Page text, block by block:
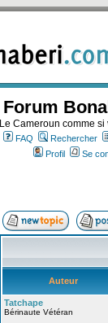
Forum
Le Cameroun comme si
FAQ Rechercher
Profil
Se
Auteur
Tatchape
Bérinaute Vétéran